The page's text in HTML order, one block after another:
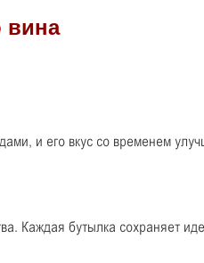
и его вкус со временем
Каждая бутылка сохраняет